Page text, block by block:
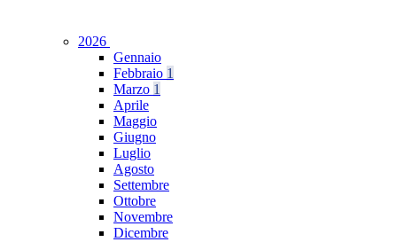
2026
Gennaio
Febbraio 1
Marzo 1
Aprile
Maggio
Giugno
Luglio
Agosto
Settembre
Ottobre
Novembre
Dicembre